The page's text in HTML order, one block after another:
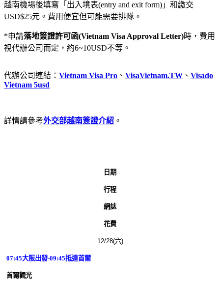
越南機場後填寫「出入境表(entry and exit form)」和繳交
USD$25元。費用便宜但可能需要排隊。
*申請落地簽證許可函(Vietnam Visa Approval Letter)時，費用
視代辦公司而定，約6~10USD不等。
代辦公司連結： Vietnam Visa Pro 、 VisaVietnam.TW 、 Visado
Vietnam 5usd
詳情請參考外交部越南簽證介紹 。
日期
行程
網誌
花費
12/28(六)
07:45大阪出發-09:45抵達首爾
首爾觀光